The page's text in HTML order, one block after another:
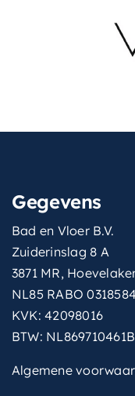
Gegevens
Bad en Vloer B.V.
Zuiderinslag 8 A
3871 MR,
NL85 RABO
KVK: 42098016
BTW:
Algemene